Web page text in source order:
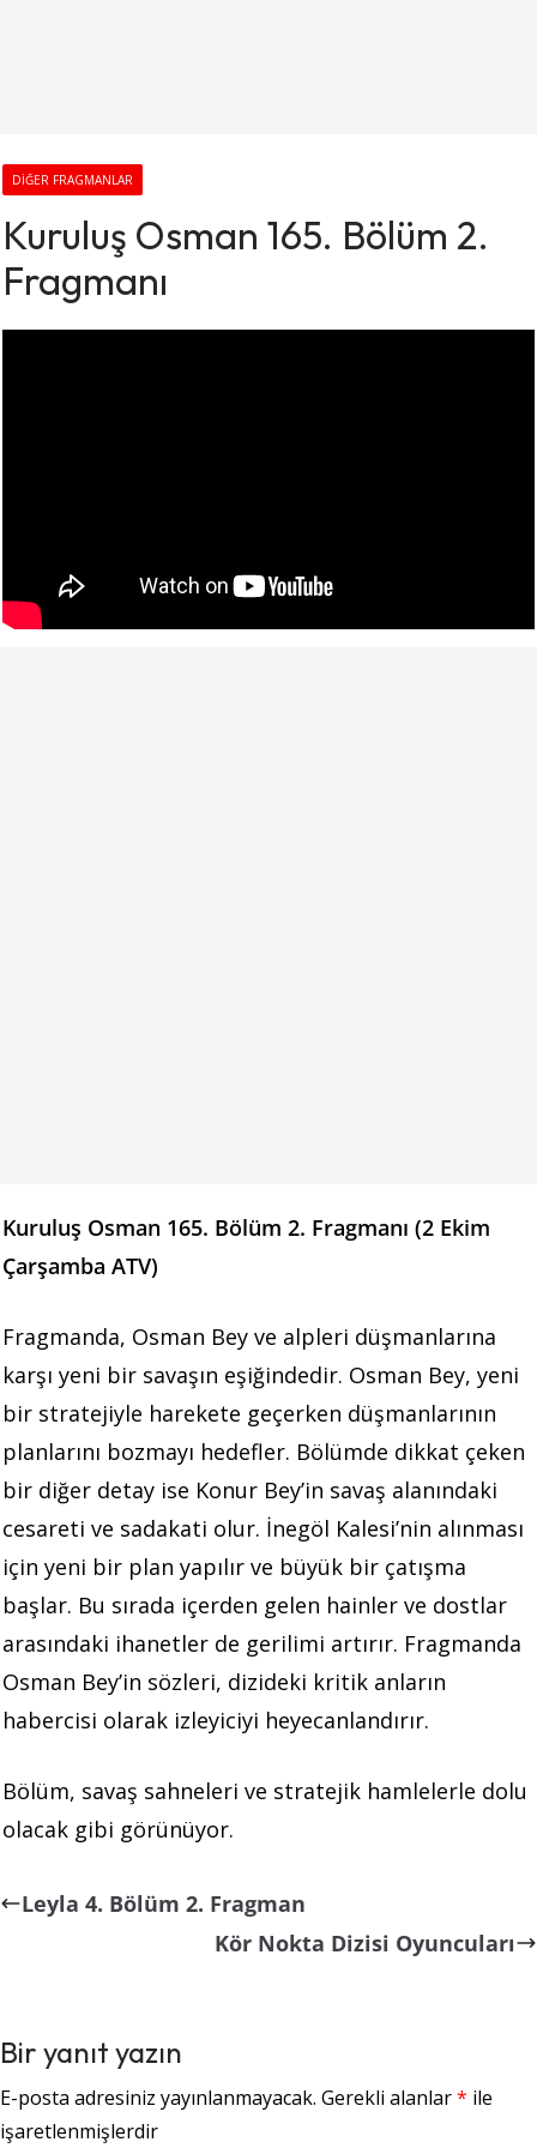
DIĞER FRAGMANLAR
Kuruluş Osman 165. Bölüm 2.
Fragmanı
Kuruluş Osman 165. Bölüm 2. Fragmanı (2 Ekim
Çarşamba ATV)
Fragmanda, Osman Bey ve alpleri düşmanlarına
karşı yeni bir savaşın eşiğindedir. Osman Bey, yeni
bir stratejiyle harekete geçerken düşmanlarının
planlarını bozmayı hedefler. Bölümde dikkat çeken
bir diğer detay ise Konur Bey’in savaş alanındaki
cesareti ve sadakati olur. İnegöl Kalesi’nin alınması
için yeni bir plan yapılır ve büyük bir çatışma
başlar. Bu sırada içerden gelen hainler ve dostlar
arasındaki ihanetler de gerilimi artırır. Fragmanda
Osman Bey’in sözleri, dizideki kritik anların
habercisi olarak izleyiciyi heyecanlandırır.
Bölüm, savaş sahneleri ve stratejik hamlelerle dolu
olacak gibi görünüyor.
Leyla 4. Bölüm 2. Fragman
Kör Nokta Dizisi Oyuncuları
Bir yanıt yazın
E-posta adresiniz yayınlanmayacak. Gerekli alanlar* ile
işaretlenmişlerdir